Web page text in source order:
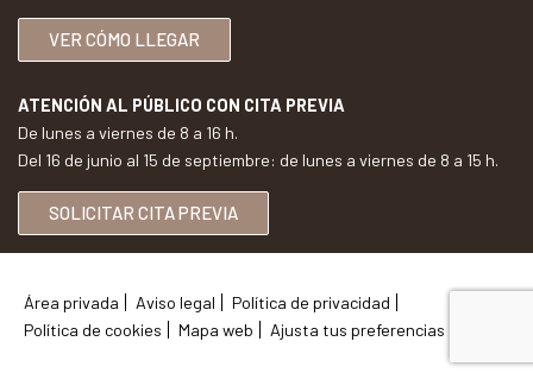
VER CÓMO LLEGAR
ATENCIÓN AL PÚBLICO CON CITA PREVIA
De lunes a viernes de 8 a 16 h.
Del 16 de junio al 15 de septiembre: de lunes a viernes de 8 a 15 h.
SOLICITAR CITA PREVIA
Área privada Aviso legal
Política de privacidad
Política de cookies
Mapa web Ajusta tus preferencias